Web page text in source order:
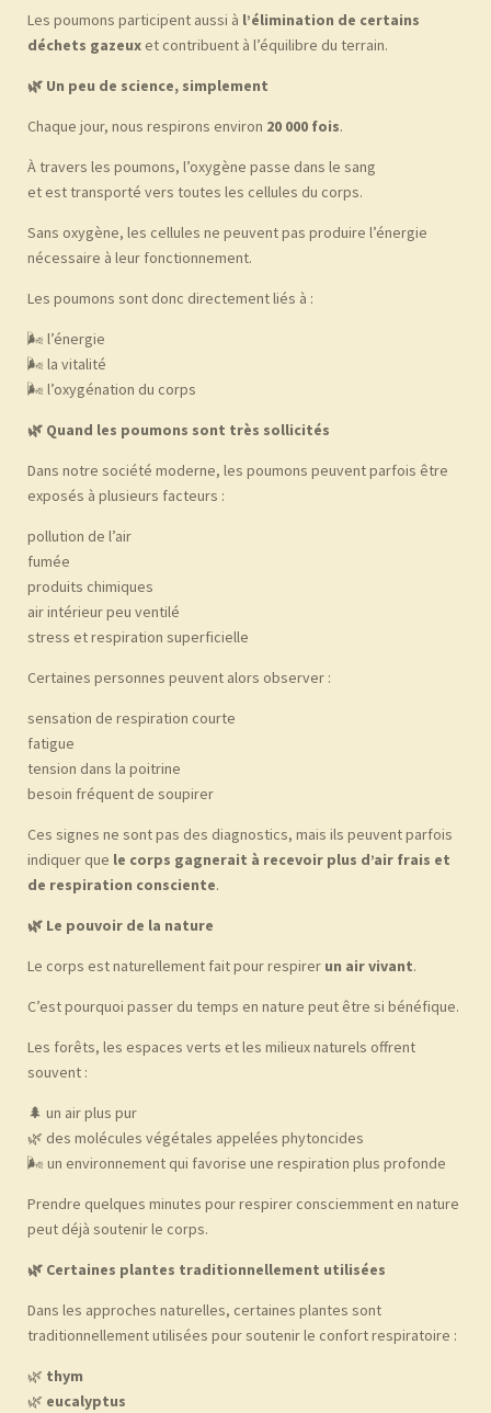
Les poumons participent aussi à l’élimination de certains
déchets gazeux et contribuent à l’équilibre du terrain.
🌿 Un peu de science, simplement
Chaque jour, nous respirons environ 20 000 fois.
À travers les poumons, l’oxygène passe dans le sang
et est transporté vers toutes les cellules du corps.
Sans oxygène, les cellules ne peuvent pas produire l’énergie
nécessaire à leur fonctionnement.
Les poumons sont donc directement liés à :
🌬 l’énergie
🌬 la vitalité
🌬 l’oxygénation du corps
🌿 Quand les poumons sont très sollicités
Dans notre société moderne, les poumons peuvent parfois être
exposés à plusieurs facteurs :
pollution de l’air
fumée
produits chimiques
air intérieur peu ventilé
stress et respiration superficielle
Certaines personnes peuvent alors observer :
sensation de respiration courte
fatigue
tension dans la poitrine
besoin fréquent de soupirer
Ces signes ne sont pas des diagnostics, mais ils peuvent parfois
indiquer que le corps gagnerait à recevoir plus d’air frais et
de respiration consciente.
🌿 Le pouvoir de la nature
Le corps est naturellement fait pour respirer un air vivant.
C’est pourquoi passer du temps en nature peut être si bénéfique.
Les forêts, les espaces verts et les milieux naturels offrent
souvent :
🌲 un air plus pur
🌿 des molécules végétales appelées phytoncides
🌬 un environnement qui favorise une respiration plus profonde
Prendre quelques minutes pour respirer consciemment en nature
peut déjà soutenir le corps.
🌿 Certaines plantes traditionnellement utilisées
Dans les approches naturelles, certaines plantes sont
traditionnellement utilisées pour soutenir le confort respiratoire :
🌿 thym
🌿 eucalyptus